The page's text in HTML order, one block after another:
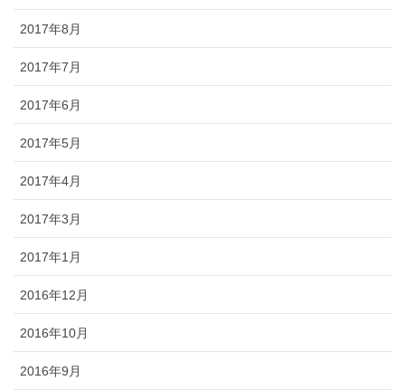
2017年8月
2017年7月
2017年6月
2017年5月
2017年4月
2017年3月
2017年1月
2016年12月
2016年10月
2016年9月